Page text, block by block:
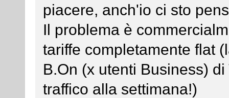
piacere, anch'io ci sto
Il problema è
tariffe completamente flat
B.On (x utenti Business)
traffico alla settimana!)